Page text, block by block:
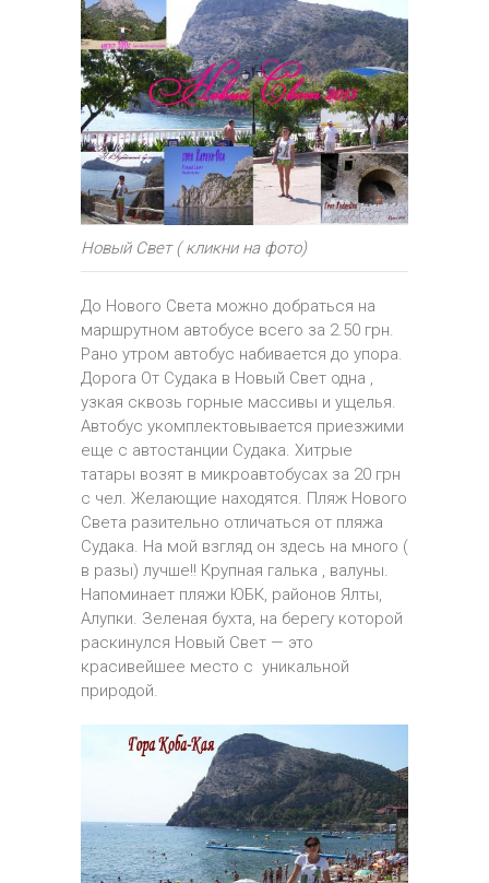
Новый Свет ( кликни на фото)
До Нового Света можно добраться на
маршрутном автобусе всего за 2.50 грн.
Рано утром автобус набивается до упора.
Дорога От Судака в Новый Свет одна ,
узкая сквозь горные массивы и ущелья.
Автобус укомплектовывается приезжими
еще с автостанции Судака. Хитрые
татары возят в микроавтобусах за 20 грн
с чел. Желающие находятся. Пляж Нового
Света разительно отличаться от пляжа
Судака. На мой взгляд он здесь на много (
в разы) лучше!! Крупная галька , валуны.
Напоминает пляжи ЮБК, районов Ялты,
Алупки. Зеленая бухта, на берегу которой
раскинулся Новый Свет — это
красивейшее место с уникальной
природой.